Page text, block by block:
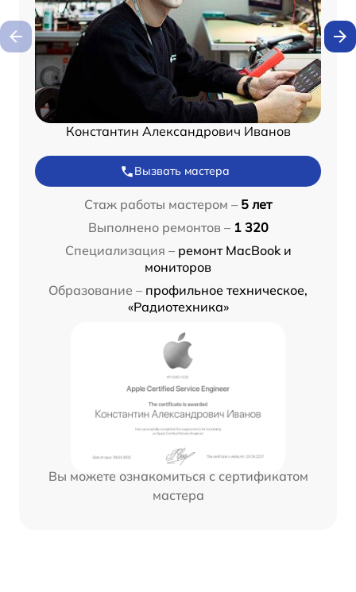
Константин Александрович Иванов
Вызвать мастера
Стаж работы мастером – 5 лет
Выполнено ремонтов – 1 320
Специализация – ремонт MacBook и
мониторов
Образование – профильное техническое,
«Радиотехника»
Вы можете ознакомиться с сертификатом
мастера